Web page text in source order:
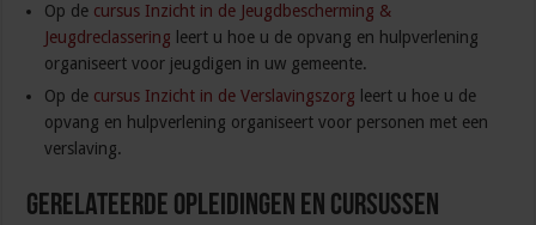
Op de cursus Inzicht in de Jeugdbescherming &
Jeugdreclassering leert u hoe u de opvang en hulpverlening
organiseert voor jeugdigen in uw gemeente.
Op de cursus Inzicht in de Verslavingszorg leert u hoe u de
opvang en hulpverlening organiseert voor personen met een
verslaving.
Gerelateerde Opleidingen en Cursussen